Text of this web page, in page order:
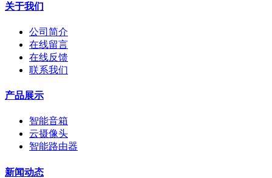
关于我们
公司简介
在线留言
在线反馈
联系我们
产品展示
智能音箱
云摄像头
智能路由器
新闻动态